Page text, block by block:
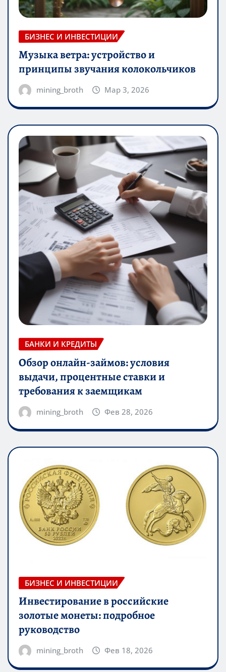
БИЗНЕС И ИНВЕСТИЦИИ
Музыка ветра: устройство и
принципы звучания колокольчиков
mining_broth Мар 3, 2026
БАНКИ И КРЕДИТЫ
Обзор онлайн-займов: условия
выдачи, процентные ставки и
требования к заемщикам
mining_broth Фев 28, 2026
БИЗНЕС И ИНВЕСТИЦИИ
Инвестирование в российские
золотые монеты: подробное
руководство
mining_broth Фев 18, 2026